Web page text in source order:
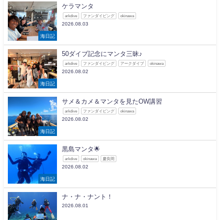
海日記
ケラマンタ
arkdive ファンダイビング okinawa
2026.08.03
海日記
50ダイブ記念にマンタ三昧♪
arkdive ファンダイビング アークダイブ okinawa
2026.08.02
海日記
サメ＆カメ＆マンタを見たOW講習
arkdive ファンダイビング okinawa
2026.08.02
海日記
黒島マンタ🌟
arkdive okinawa 慶良間
2026.08.02
ナ・ナ・ナント！
2026.08.01